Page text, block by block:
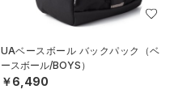
UAベースボール バックパック（ベ
ースボール/BOYS）
￥6,490